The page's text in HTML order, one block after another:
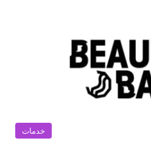
خدمات